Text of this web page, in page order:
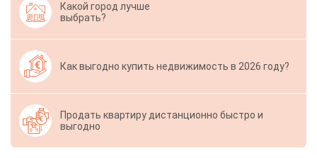
Какой город лучше
выбрать?
Как выгодно купить недвижимость в 2026 году?
Продать квартиру дистанционно быстро и
выгодно